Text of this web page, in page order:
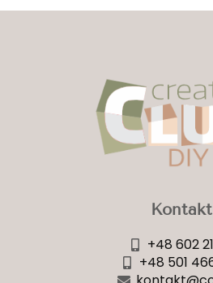
Kontakt
+48 602
+48 501